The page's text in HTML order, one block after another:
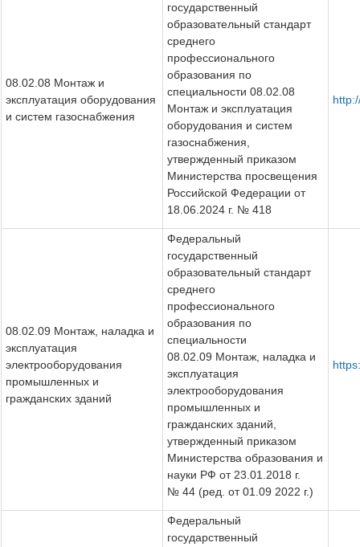
08.02.08 Монтаж и
эксплуатация оборудования
и систем газоснабжения
государственный
образовательный стандарт
среднего
профессионального
образования по
специальности 08.02.08
Монтаж и эксплуатация
оборудования и систем
газоснабжения,
утвержденный приказом
Министерства просвещения
Российской Федерации от
18.06.2024 г. № 418
08.02.09 Монтаж, наладка и
эксплуатация
электрооборудования
промышленных и
гражданских зданий
Федеральный
государственный
образовательный стандарт
среднего
профессионального
образования по
специальности
08.02.09 Монтаж, наладка и
эксплуатация
электрооборудования
промышленных и
гражданских зданий,
утвержденный приказом
Министерства образования и
науки РФ от 23.01.2018 г.
№ 44 (ред. от 01.09 2022 г.)
Федеральный
государственный